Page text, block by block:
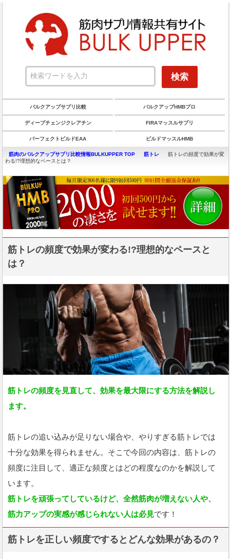
バルクアップサプリ比較 バルクアップHMBプロ
ディープチェンジクレアチン FIRAマッスルサプリ
パーフェクトビルドEAA ビルドマッスルHMB
筋肉のバルクアップサプリ比較情報BULKUPPER TOP 筋トレ
筋トレの頻度で効果が変
わる!?理想的なペースとは？
筋トレの頻度で効果が変わる!?理想的なペースと
は？
筋トレの頻度を見直して、効果を最大限にする方法を解説し
ます。
筋トレの追い込みが足りない場合や、やりすぎる筋トレでは
十分な効果を得られません。そこで今回の内容は、筋トレの
頻度に注目して、適正な頻度とはどの程度なのかを解説して
います。
筋トレを頑張ってしているけど、全然筋肉が増えない人や、
筋力アップの実感が感じられない人は必見です！
筋トレを正しい頻度でするとどんな効果があるの？